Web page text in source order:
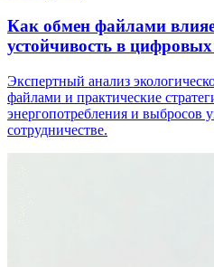
Как обмен файлами
устойчивость в
Экспертный анализ
файлами и практические
энергопотребления и выбросов
сотрудничестве.